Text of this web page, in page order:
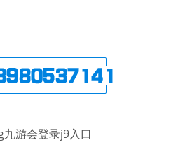
九游会登录j9入口